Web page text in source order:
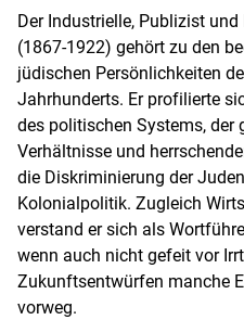
Der Industrielle, Publizist
(1867-1922) gehört zu den
jüdischen Persönlichkeiten
Jahrhunderts. Er profilierte
des politischen Systems, der
Verhältnisse und
die Diskriminierung der
Kolonialpolitik. Zugleich
verstand er sich als
wenn auch nicht gefeit vor
Zukunftsentwürfen manche
vorweg.